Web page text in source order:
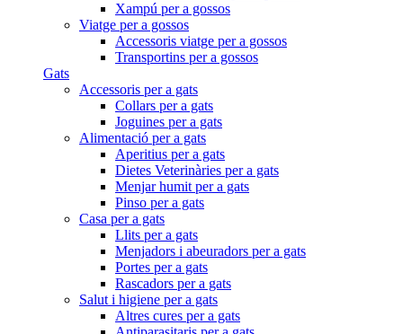
Xampú per a gossos
Viatge per a gossos
Accessoris viatge per a gossos
Transportins per a gossos
Gats
Accessoris per a gats
Collars per a gats
Joguines per a gats
Alimentació per a gats
Aperitius per a gats
Dietes Veterinàries per a gats
Menjar humit per a gats
Pinso per a gats
Casa per a gats
Llits per a gats
Menjadors i abeuradors per a gats
Portes per a gats
Rascadors per a gats
Salut i higiene per a gats
Altres cures per a gats